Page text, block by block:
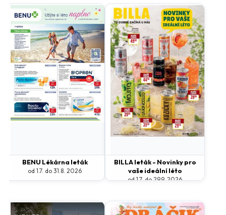
BENU Lékárna leták
od 1.7. do 31.8. 2026
BILLA leták - Novinky pro
vaše ideální léto
od 1.7. do 29.9. 2026